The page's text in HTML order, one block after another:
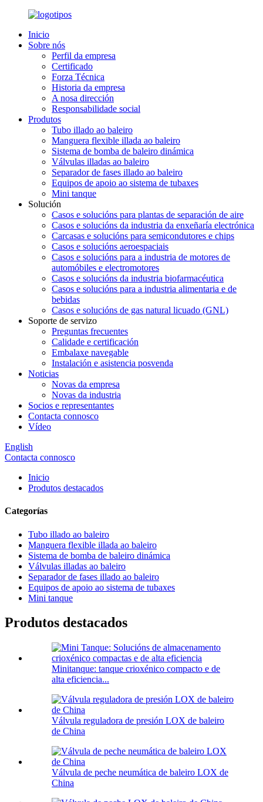
Inicio
Sobre nós
Perfil da empresa
Certificado
Forza Técnica
Historia da empresa
A nosa dirección
Responsabilidade social
Produtos
Tubo illado ao baleiro
Manguera flexible illada ao baleiro
Sistema de bomba de baleiro dinámica
Válvulas illadas ao baleiro
Separador de fases illado ao baleiro
Equipos de apoio ao sistema de tubaxes
Mini tanque
Solución
Casos e solucións para plantas de separación de aire
Casos e solucións da industria da enxeñaría electrónica
Carcasas e solucións para semicondutores e chips
Casos e solucións aeroespaciais
Casos e solucións para a industria de motores de
automóbiles e electromotores
Casos e solucións da industria biofarmacéutica
Casos e solucións para a industria alimentaria e de
bebidas
Casos e solucións de gas natural licuado (GNL)
Soporte de servizo
Preguntas frecuentes
Calidade e certificación
Embalaxe navegable
Instalación e asistencia posvenda
Noticias
Novas da empresa
Novas da industria
Socios e representantes
Contacta connosco
Vídeo
English
Contacta connosco
Inicio
Produtos destacados
Categorías
Tubo illado ao baleiro
Manguera flexible illada ao baleiro
Sistema de bomba de baleiro dinámica
Válvulas illadas ao baleiro
Separador de fases illado ao baleiro
Equipos de apoio ao sistema de tubaxes
Mini tanque
Produtos destacados
Minitanque: tanque crioxénico compacto e de
alta eficiencia...
Válvula reguladora de presión LOX de baleiro
de China
Válvula de peche neumática de baleiro LOX de
China